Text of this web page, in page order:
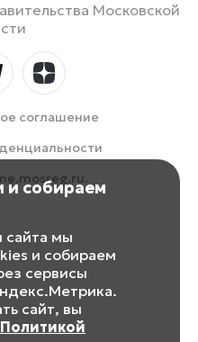
Московской
соглашение
и собираем
сайта мы
и собираем
сервисы
сайт, вы
Политикой